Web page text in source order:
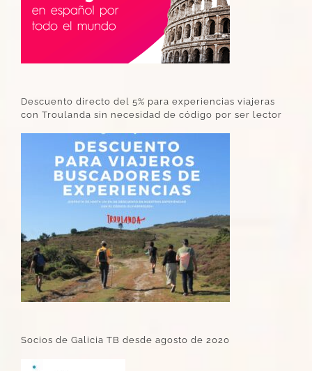
Descuento directo del 5% para experiencias viajeras
con Troulanda sin necesidad de código por ser lector
Socios de Galicia TB desde agosto de 2020